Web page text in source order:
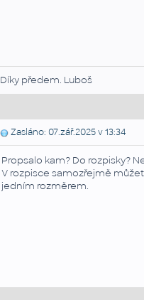
Díky předem. Luboš
Zasláno: 07.zář.2025 v 13:34
Propsalo kam? Do rozpisky?
V rozpisce samozřejmě
jedním rozměrem.